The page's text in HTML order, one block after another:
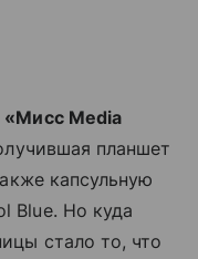
«Мисс Media
планшет
капсульную
Blue. Но куда
стало то, что